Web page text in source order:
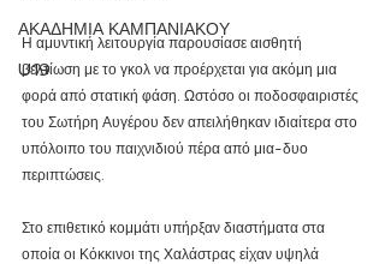
ΑΚΑΔΗΜΙΑ ΚΑΜΠΑΝΙΑΚΟΥ
U19
Η αμυντική λειτουργία παρουσίασε αισθητή
βελτίωση με το γκολ να προέρχεται για ακόμη μια
φορά από στατική φάση. Ωστόσο οι ποδοσφαιριστές
του Σωτήρη Αυγέρου δεν απειλήθηκαν ιδιαίτερα στο
υπόλοιπο του παιχνιδιού πέρα από μια-δυο
περιπτώσεις.
Στο επιθετικό κομμάτι υπήρξαν διαστήματα στα
οποία οι Κόκκινοι της Χαλάστρας είχαν υψηλά